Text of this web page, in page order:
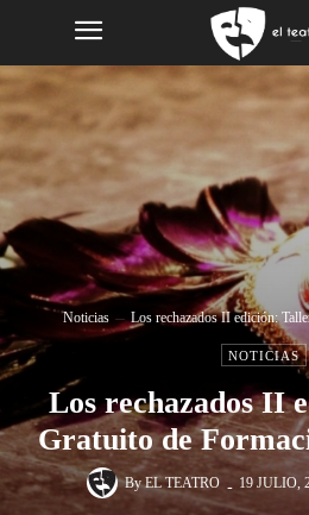
Noticias Los rechazados II edición:
NOTICIAS
Los rechazados II
Gratuito de
By EL TEATRO - 19 JULIO,